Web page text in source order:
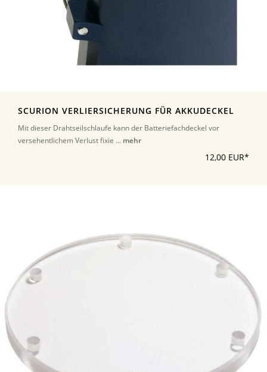
SCURION VERLIERSICHERUNG FÜR AKKUDECKEL
Mit dieser Drahtseilschlaufe kann der Batteriefachdeckel vor
versehentlichem Verlust fixie ... mehr
12,00 EUR*